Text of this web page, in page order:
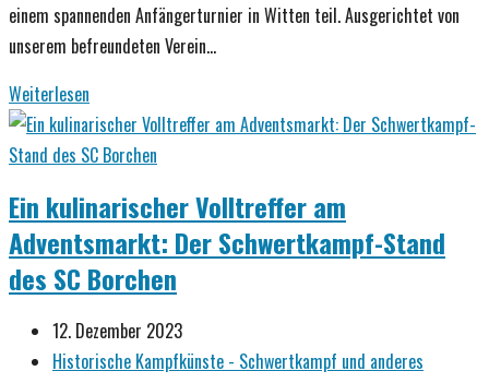
einem spannenden Anfängerturnier in Witten teil. Ausgerichtet von
unserem befreundeten Verein…
Weiterlesen
Kämpfe
und
Erfahrungen:
SC
Borchen
beim
Anfängerturnier
Ein kulinarischer Volltreffer am
Adventsmarkt: Der Schwertkampf-Stand
des SC Borchen
Beitrag
veröffentlicht:
12. Dezember 2023
Beitrags-
Historische Kampfkünste - Schwertkampf und anderes